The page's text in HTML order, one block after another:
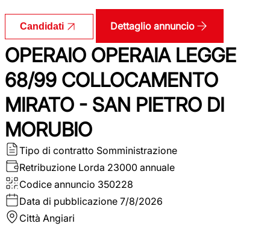
Candidati Dettaglio annuncio
OPERAIO OPERAIA LEGGE
68/99 COLLOCAMENTO
MIRATO - SAN PIETRO DI
MORUBIO
Tipo di contratto Somministrazione
Retribuzione Lorda 23000 annuale
Codice annuncio 350228
Data di pubblicazione 7/8/2026
Città Angiari